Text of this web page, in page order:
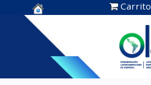
Centro de
Documentación
OLADE -
Carrito